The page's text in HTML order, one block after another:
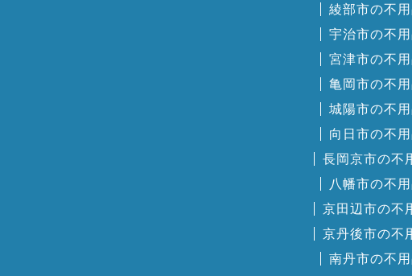
綾部市の不
宇治市の不
宮津市の不
亀岡市の不
城陽市の不
向日市の不
長岡京市の不
八幡市の不
京田辺市の不
京丹後市の不
南丹市の不